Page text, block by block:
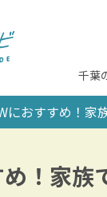
千葉
におすすめ！家
！家族